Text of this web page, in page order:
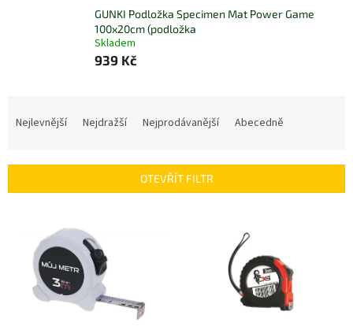
GUNKI Podložka Specimen Mat Power Game
100x20cm (podložka
Skladem
939 Kč
í
Nejlevnější Nejdražší Nejprodávanější Abecedně
OTEVŘÍT FILTR